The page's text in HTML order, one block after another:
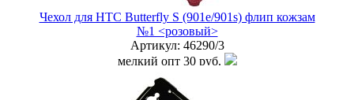
Чехол для HTC Butterfly S (901e/901s) флип кожзам
№1 <розовый>
Артикул: 46290/3
мелкий опт 30 руб.
опт 20 руб.
дилер 15 руб.